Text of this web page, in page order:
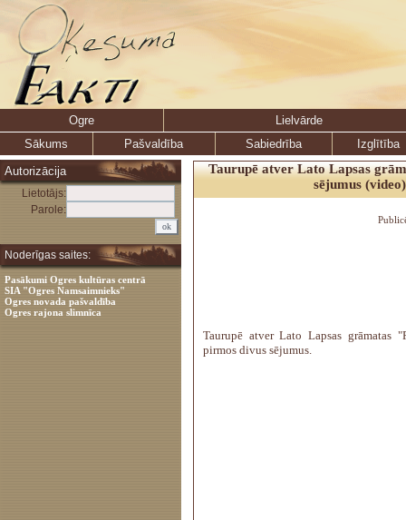
Ogre
Lielvārde
Sākums
Pašvaldība Sabiedrība
Izglītība
Autorizācija
Lietotājs:
Parole:
Noderīgas saites:
Pasākumi Ogres kultūras centrā
SIA "Ogres Namsaimnieks"
Ogres novada pašvaldība
Ogres rajona slimnīca
Taurupē atver Lato Lapsas
sējumus (video)
Taurupē atver Lato Lapsas grāmatas
pirmos divus sējumus.